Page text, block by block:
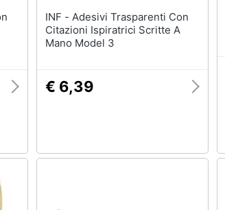
INF - Adesivi Trasparenti Con
Citazioni Ispiratrici Scritte A
Mano Model 3
€ 6,39